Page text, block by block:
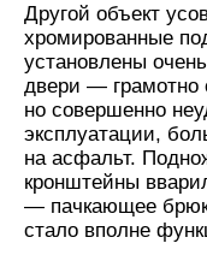
Другой объект
хромированные
установлены
двери — грамотно
но совершенно
эксплуатации,
на асфальт.
кронштейны
— пачкающее
стало вполне